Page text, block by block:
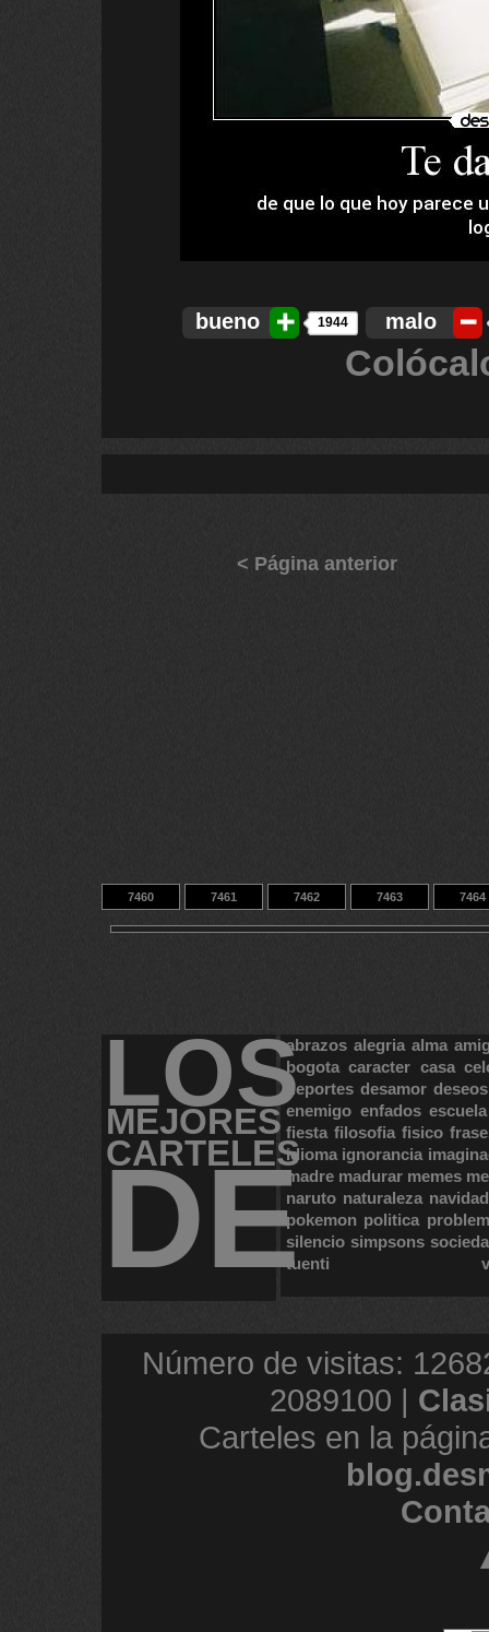
bueno 1944 malo
< Página anterior
7460 7461 7462 7463 7464
7470 7471 7472 14 9433
LOS
MEJORES
CARTELES
DE
abrazos alegria alma
bogota caracter casa
deportes desamor deseos
enemigo enfados escuela
fiesta filosofia fisico
idioma ignorancia
madre madurar memes
naruto naturaleza navidad
pokemon politica
silencio simpsons
tuenti
Número de visitas:
2089100 |
Carteles en la